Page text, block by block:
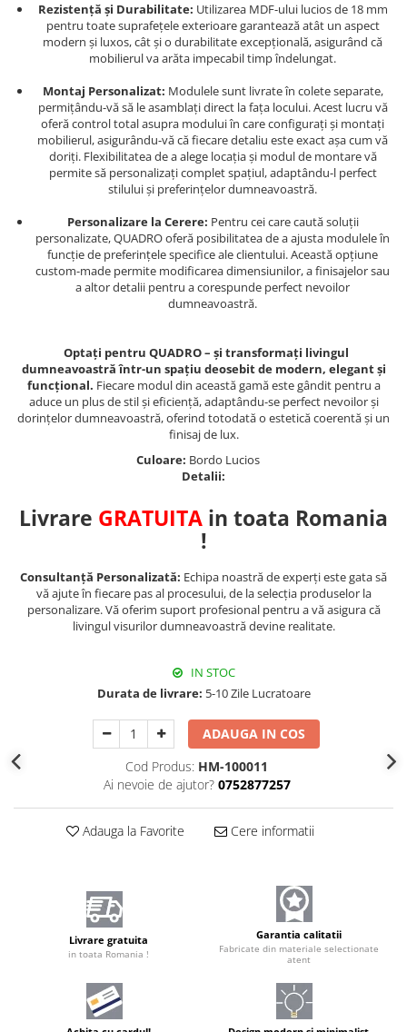
Rezistență și Durabilitate: Utilizarea MDF-ului lucios de 18 mm
pentru toate suprafețele exterioare garantează atât un aspect
modern și luxos, cât și o durabilitate excepțională, asigurând că
mobilierul va arăta impecabil timp îndelungat.
Montaj Personalizat: Modulele sunt livrate în colete separate,
permițându-vă să le asamblați direct la fața locului. Acest lucru vă
oferă control total asupra modului în care configurați și montați
mobilierul, asigurându-vă că fiecare detaliu este exact așa cum vă
doriți. Flexibilitatea de a alege locația și modul de montare vă
permite să personalizați complet spațiul, adaptându-l perfect
stilului și preferințelor dumneavoastră.
Personalizare la Cerere: Pentru cei care caută soluții
personalizate, QUADRO oferă posibilitatea de a ajusta modulele în
funcție de preferințele specifice ale clientului. Această opțiune
custom-made permite modificarea dimensiunilor, a finisajelor sau
a altor detalii pentru a corespunde perfect nevoilor
dumneavoastră.
Optați pentru QUADRO – și transformați livingul
dumneavoastră într-un spațiu deosebit de modern, elegant și
funcțional. Fiecare modul din această gamă este gândit pentru a
aduce un plus de stil și eficiență, adaptându-se perfect nevoilor și
dorințelor dumneavoastră, oferind totodată o estetică coerentă și un
finisaj de lux.
Culoare: Bordo Lucios
Detalii:
Livrare GRATUITA in toata Romania
!
Consultanță Personalizată: Echipa noastră de experți este gata să
vă ajute în fiecare pas al procesului, de la selecția produselor la
personalizare. Vă oferim suport profesional pentru a vă asigura că
livingul visurilor dumneavoastră devine realitate.
IN STOC
Durata de livrare: 5-10 Zile Lucratoare
ADAUGA IN COS
Cod Produs: HM-100011
Ai nevoie de ajutor? 0752877257
Adauga la Favorite Cere informatii
Livrare gratuita
in toata Romania !
Garantia calitatii
Fabricate din materiale selectionate
atent